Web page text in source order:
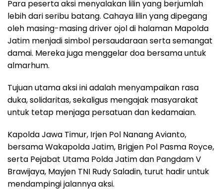
Para peserta aksi menyalakan lilin yang berjumlah
lebih dari seribu batang. Cahaya lilin yang dipegang
oleh masing-masing driver ojol di halaman Mapolda
Jatim menjadi simbol persaudaraan serta semangat
damai. Mereka juga menggelar doa bersama untuk
almarhum.
Tujuan utama aksi ini adalah menyampaikan rasa
duka, solidaritas, sekaligus mengajak masyarakat
untuk tetap menjaga persatuan dan kedamaian.
Kapolda Jawa Timur, Irjen Pol Nanang Avianto,
bersama Wakapolda Jatim, Brigjen Pol Pasma Royce,
serta Pejabat Utama Polda Jatim dan Pangdam V
Brawijaya, Mayjen TNI Rudy Saladin, turut hadir untuk
mendampingi jalannya aksi.